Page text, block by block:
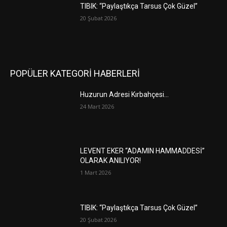
TIBIK: “Paylaştıkça Tarsus Çok Güzel”
20 Şubat 2026
POPÜLER KATEGORİ HABERLERİ
Huzurun Adresi Kırbahçesi…
24 Mart 2026
LEVENT EKER “ADAMIN HAMMADDESİ”
OLARAK ANILIYOR!
1 Mart 2026
TIBIK: “Paylaştıkça Tarsus Çok Güzel”
20 Şubat 2026